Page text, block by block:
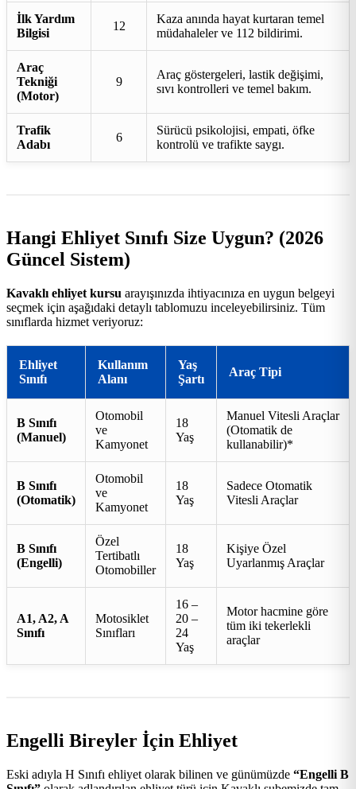
İlk Yardım
Bilgisi
12
Kaza anında hayat kurtaran temel
müdahaleler ve 112 bildirimi.
Araç
Tekniği
(Motor)
9
Araç göstergeleri, lastik değişimi,
sıvı kontrolleri ve temel bakım.
Trafik
Adabı
6
Sürücü psikolojisi, empati, öfke
kontrolü ve trafikte saygı.
Hangi Ehliyet Sınıfı Size Uygun? (2026
Güncel Sistem)
Kavaklı ehliyet kursu arayışınızda ihtiyacınıza en uygun belgeyi
seçmek için aşağıdaki detaylı tablomuzu inceleyebilirsiniz. Tüm
sınıflarda hizmet veriyoruz:
Ehliyet
Sınıfı
Kullanım
Alanı
Yaş
Şartı
Araç Tipi
B Sınıfı
(Manuel)
Otomobil
ve
Kamyonet
18
Yaş
Manuel Vitesli Araçlar
(Otomatik de
kullanabilir)*
B Sınıfı
(Otomatik)
Otomobil
ve
Kamyonet
18
Yaş
Sadece Otomatik
Vitesli Araçlar
B Sınıfı
(Engelli)
Özel
Tertibatlı
Otomobiller
18
Yaş
Kişiye Özel
Uyarlanmış Araçlar
A1, A2, A
Sınıfı
Motosiklet
Sınıfları
16 –
20 –
24
Yaş
Motor hacmine göre
tüm iki tekerlekli
araçlar
Engelli Bireyler İçin Ehliyet
Eski adıyla H Sınıfı ehliyet olarak bilinen ve günümüzde “Engelli B